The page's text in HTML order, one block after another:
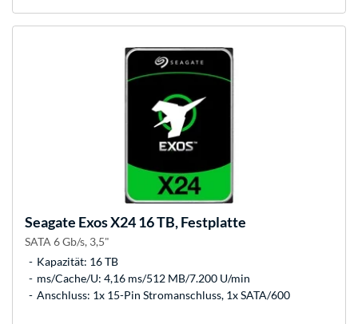
Seagate Exos X24 16 TB, Festplatte
SATA 6 Gb/s, 3,5"
Kapazität: 16 TB
ms/Cache/U: 4,16 ms/512 MB/7.200 U/min
Anschluss: 1x 15-Pin Stromanschluss, 1x SATA/600